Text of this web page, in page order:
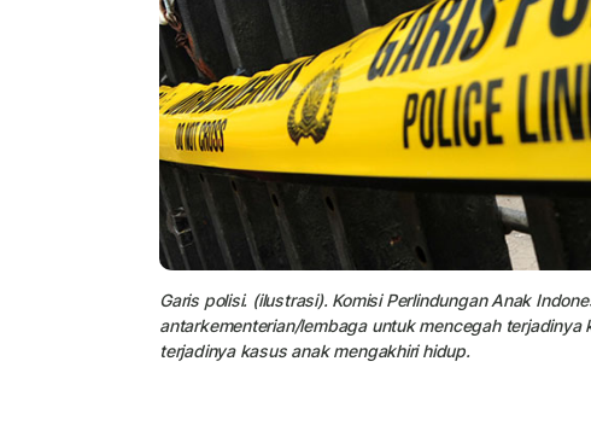
Garis polisi. (ilustrasi). Komisi Perlindungan Anak
antarkementerian/lembaga untuk mencegah
terjadinya kasus anak mengakhiri hidup.